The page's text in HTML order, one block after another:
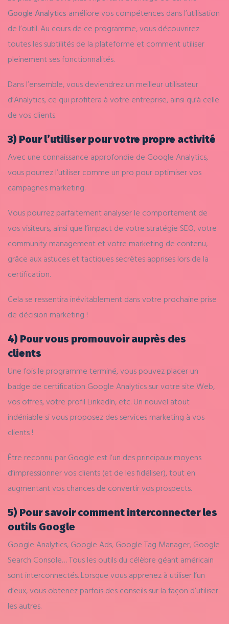
Google Analytics améliore vos compétences dans l’utilisation
de l’outil. Au cours de ce programme, vous découvrirez
toutes les subtilités de la plateforme et comment utiliser
pleinement ses fonctionnalités.
Dans l’ensemble, vous deviendrez un meilleur utilisateur
d’Analytics, ce qui profitera à votre entreprise, ainsi qu’à celle
de vos clients.
3) Pour l’utiliser pour votre propre activité
Avec une connaissance approfondie de Google Analytics,
vous pourrez l’utiliser comme un pro pour optimiser vos
campagnes marketing.
Vous pourrez parfaitement analyser le comportement de
vos visiteurs, ainsi que l’impact de votre stratégie SEO, votre
community management et votre marketing de contenu,
grâce aux astuces et tactiques secrètes apprises lors de la
certification.
Cela se ressentira inévitablement dans votre prochaine prise
de décision marketing !
4) Pour vous promouvoir auprès des
clients
Une fois le programme terminé, vous pouvez placer un
badge de certification Google Analytics sur votre site Web,
vos offres, votre profil LinkedIn, etc. Un nouvel atout
indéniable si vous proposez des services marketing à vos
clients !
Être reconnu par Google est l’un des principaux moyens
d’impressionner vos clients (et de les fidéliser), tout en
augmentant vos chances de convertir vos prospects.
5) Pour savoir comment interconnecter les
outils Google
Google Analytics, Google Ads, Google Tag Manager, Google
Search Console… Tous les outils du célèbre géant américain
sont interconnectés. Lorsque vous apprenez à utiliser l’un
d’eux, vous obtenez parfois des conseils sur la façon d’utiliser
les autres.